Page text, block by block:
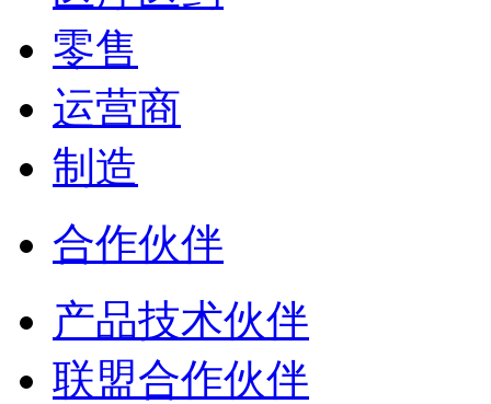
零售
运营商
制造
合作伙伴
产品技术伙伴
联盟合作伙伴